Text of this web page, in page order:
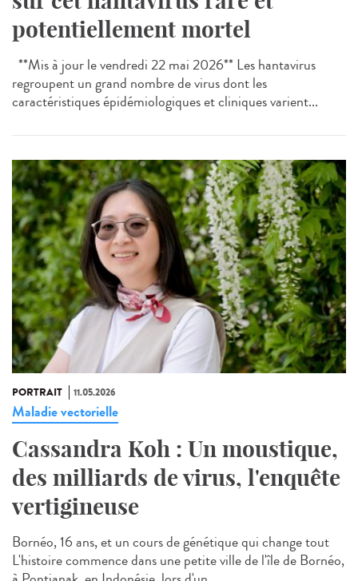
potentiellement mortel
**Mis à jour le vendredi 22 mai 2026** Les hantavirus
regroupent un grand nombre de virus dont les
caractéristiques épidémiologiques et cliniques varient...
PORTRAIT 11.05.2026
Maladie vectorielle
Cassandra Koh : Un moustique,
des milliards de virus, l'enquête
vertigineuse
Bornéo, 16 ans, et un cours de génétique qui change tout
L'histoire commence dans une petite ville de l'île de Bornéo,